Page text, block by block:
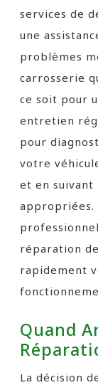
services de
une
problèmes
carrosserie
ce soit pour
entretien
pour
votre
et en suivant
appropriées.
réparation
rapidement
Quand
La décision